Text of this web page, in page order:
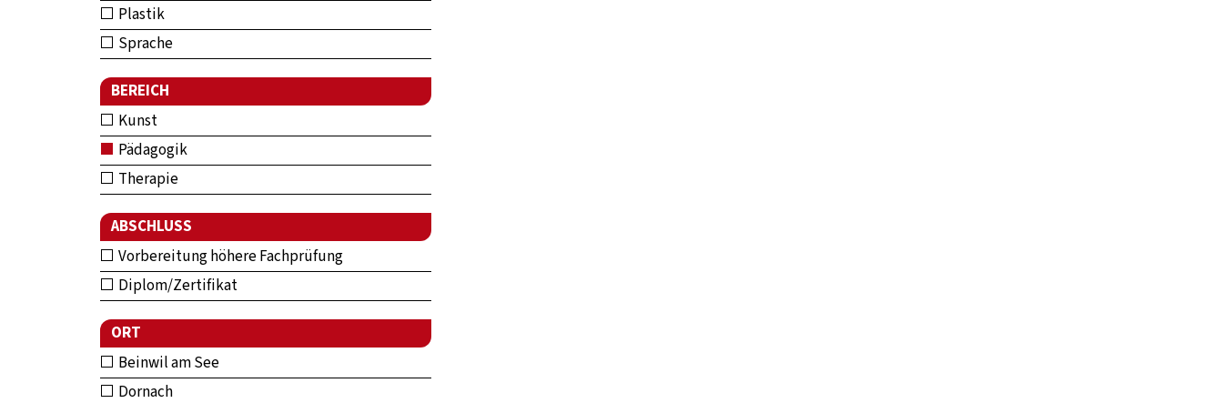
Plastik
Sprache
BEREICH
Kunst
Pädagogik
Therapie
ABSCHLUSS
Vorbereitung höhere Fachprüfung
Diplom/Zertifikat
ORT
Beinwil am See
Dornach